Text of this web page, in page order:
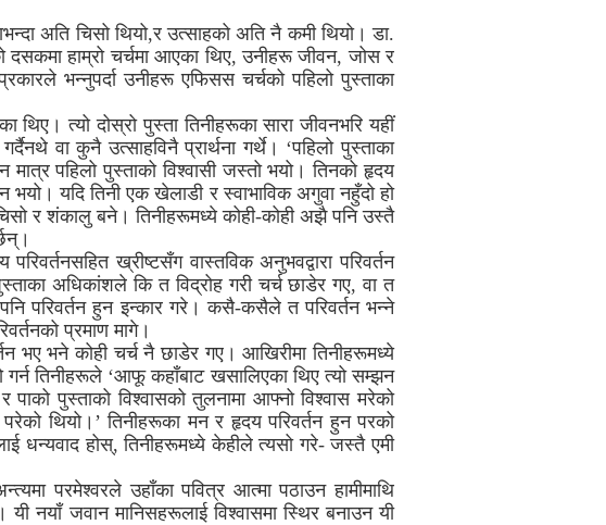
अति चिसो थियो,र उत्साहको अति नै कमी थियो। डा.
हाम्रो चर्चमा आएका थिए, उनीहरू जीवन, जोस र
भन्नुपर्दा उनीहरू एफिसस चर्चको पहिलो पुस्ताका
थिए। त्यो दोस्रो पुस्ता तिनीहरूका सारा जीवनभरि यहीं
वा कुनै उत्साहविनै प्रार्थना गर्थे। ‘पहिलो पुस्ताका
पहिलो पुस्ताको विश्वासी जस्तो भयो। तिनको हृदय
भयो। यदि तिनी एक खेलाडी र स्वाभाविक अगुवा नहुँदो हो
र शंकालु बने। तिनीहरूमध्ये कोही-कोही अझै पनि उस्तै
ख्रीष्टसँग वास्तविक अनुभवद्वारा परिवर्तन
अधिकांशले कि त विद्रोह गरी चर्च छाडेर गए, वा त
परिवर्तन हुन इन्कार गरे। कसै-कसैले त परिवर्तन भन्ने
प्रमाण मागे।
भए भने कोही चर्च नै छाडेर गए। आखिरीमा तिनीहरूमध्ये
गर्न तिनीहरूले ‘आफू कहाँबाट खसालिएका थिए त्यो सम्झन
पुस्ताको विश्वासको तुलनामा आफ्नो विश्वास मरेको
परेको थियो।’ तिनीहरूका मन र हृदय परिवर्तन हुन परको
धन्यवाद होस्, तिनीहरूमध्ये केहीले त्यसो गरे- जस्तै एमी
परमेश्वरले उहाँका पवित्र आत्मा पठाउन हामीमाथि
नयाँ जवान मानिसहरूलाई विश्वासमा स्थिर बनाउन यी